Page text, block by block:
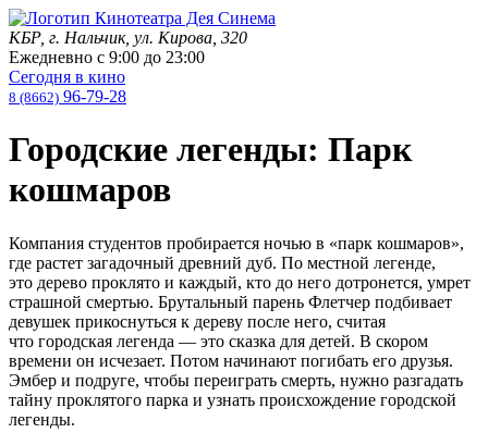
КБР, г. Нальчик, ул. Кирова, 320
Ежедневно с 9:00 до 23:00
Сегодня в кино
8 (8662) 96-79-28
Городские легенды: Парк
кошмаров
Компания студентов пробирается ночью в «парк кошмаров»,
где растет загадочный древний дуб. По местной легенде,
это дерево проклято и каждый, кто до него дотронется, умрет
страшной смертью. Брутальный парень Флетчер подбивает
девушек прикоснуться к дереву после него, считая
что городская легенда — это сказка для детей. В скором
времени он исчезает. Потом начинают погибать его друзья.
Эмбер и подруге, чтобы переиграть смерть, нужно разгадать
тайну проклятого парка и узнать происхождение городской
легенды.